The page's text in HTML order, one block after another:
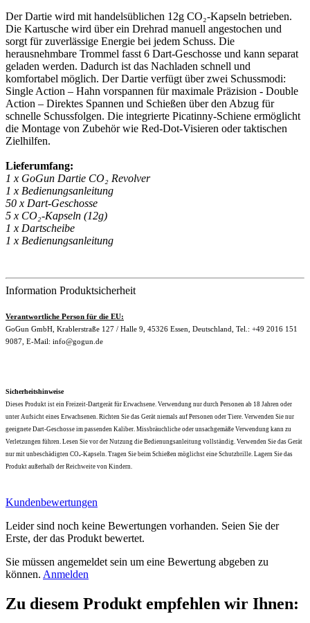
Der Dartie wird mit handelsüblichen 12g CO₂-Kapseln betrieben.
Die Kartusche wird über ein Drehrad manuell angestochen und
sorgt für zuverlässige Energie bei jedem Schuss. Die
herausnehmbare Trommel fasst 6 Dart-Geschosse und kann separat
geladen werden. Dadurch ist das Nachladen schnell und
komfortabel möglich. Der Dartie verfügt über zwei Schussmodi:
Single Action – Hahn vorspannen für maximale Präzision - Double
Action – Direktes Spannen und Schießen über den Abzug für
schnelle Schussfolgen. Die integrierte Picatinny-Schiene ermöglicht
die Montage von Zubehör wie Red-Dot-Visieren oder taktischen
Zielhilfen.
Lieferumfang:
1 x GoGun Dartie CO₂ Revolver
1 x Bedienungsanleitung
50 x Dart-Geschosse
5 x CO₂-Kapseln (12g)
1 x Dartscheibe
1 x Bedienungsanleitung
Information Produktsicherheit
Verantwortliche Person für die EU:
GoGun GmbH, Krablerstraße 127 / Halle 9, 45326 Essen, Deutschland, Tel.: +49 2016 151
9087, E-Mail: info@gogun.de
Sicherheitshinweise
Dieses Produkt ist ein Freizeit-Dartgerät für Erwachsene. Verwendung nur durch Personen ab 18 Jahren oder
unter Aufsicht eines Erwachsenen. Richten Sie das Gerät niemals auf Personen oder Tiere. Verwenden Sie nur
geeignete Dart-Geschosse im passenden Kaliber. Missbräuchliche oder unsachgemäße Verwendung kann zu
Verletzungen führen. Lesen Sie vor der Nutzung die Bedienungsanleitung vollständig. Verwenden Sie das Gerät
nur mit unbeschädigten CO₂-Kapseln. Tragen Sie beim Schießen möglichst eine Schutzbrille. Lagern Sie das
Produkt außerhalb der Reichweite von Kindern.
Kundenbewertungen
Leider sind noch keine Bewertungen vorhanden. Seien Sie der
Erste, der das Produkt bewertet.
Sie müssen angemeldet sein um eine Bewertung abgeben zu
können. Anmelden
Zu diesem Produkt empfehlen wir Ihnen: